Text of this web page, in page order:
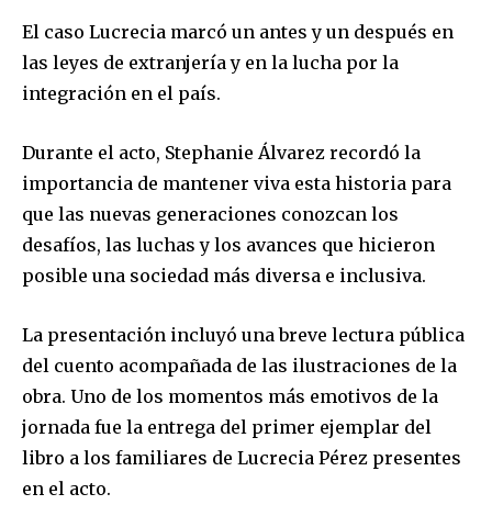
El caso Lucrecia marcó un antes y un después en
las leyes de extranjería y en la lucha por la
integración en el país.
Durante el acto, Stephanie Álvarez recordó la
importancia de mantener viva esta historia para
que las nuevas generaciones conozcan los
desafíos, las luchas y los avances que hicieron
posible una sociedad más diversa e inclusiva.
La presentación incluyó una breve lectura pública
del cuento acompañada de las ilustraciones de la
obra. Uno de los momentos más emotivos de la
jornada fue la entrega del primer ejemplar del
libro a los familiares de Lucrecia Pérez presentes
en el acto.